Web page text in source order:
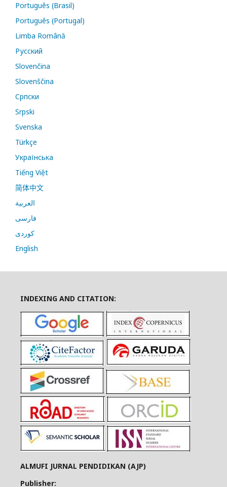
Português (Brasil)
Português (Portugal)
Limba Română
Русский
Slovenčina
Slovenščina
Cрпски
Srpski
Svenska
Türkçe
Українська
Tiếng Việt
简体中文
العربية
فارسی
کوردی
English
INDEXING AND CITATION:
ALMUFI JURNAL PENDIDIKAN (AJP)
Publisher: